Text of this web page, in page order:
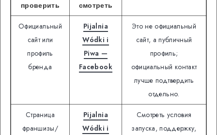
проверить
смотреть
Официальный
сайт или
профиль
бренда
Pijalnia
Wódki i
Piwa —
Facebook
Это не официальный
сайт, а публичный
профиль;
официальный контакт
лучше подтвердить
отдельно.
Страница
франшизы/
Pijalnia
Wódki i
Смотреть условия
запуска, поддержку,